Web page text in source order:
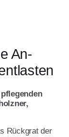
m.
ist
unter 27
27 Jahre
An-
Rückgrat der